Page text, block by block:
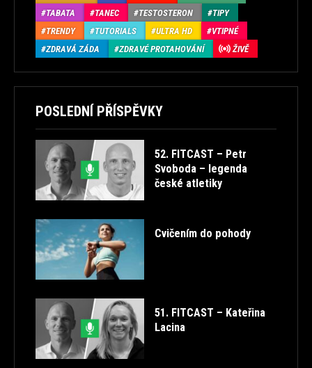
TABATA
TANEC TESTOSTERON
TIPY
TRENDY
TUTORIALS ULTRA HD
VTIPNÉ
ZDRAVÁ ZÁDA
ZDRAVÉ PROTAHOVÁNÍ ŽIVĚ
POSLEDNÍ PŘÍSPĚVKY
52. FITCAST – Petr
Svoboda – legenda
české atletiky
Cvičením do pohody
51. FITCAST – Kateřina
Lacina